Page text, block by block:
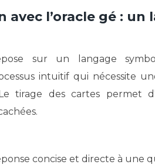
l’oracle gé : un
sur un langage
intuitif qui nécessite
tirage des cartes permet
concise et directe à une